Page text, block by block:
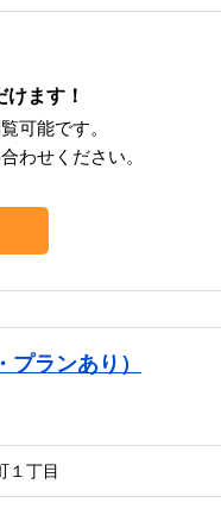
ます！
可能です。
わせください。
ランあり）
１丁目